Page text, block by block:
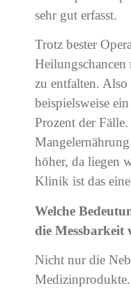
sehr gut erfasst.
Trotz bester
Heilungschancen
zu entfalten.
beispielsweise
Prozent der
höher, da liegen
Klinik ist das
Welche
die Messbarkeit
Nicht nur die
Medizinprodukte.